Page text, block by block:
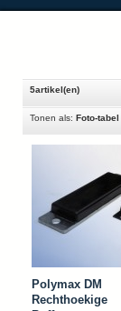
5artikel(en)
Tonen als: Foto-tabel
Polymax DM
Rechthoekige